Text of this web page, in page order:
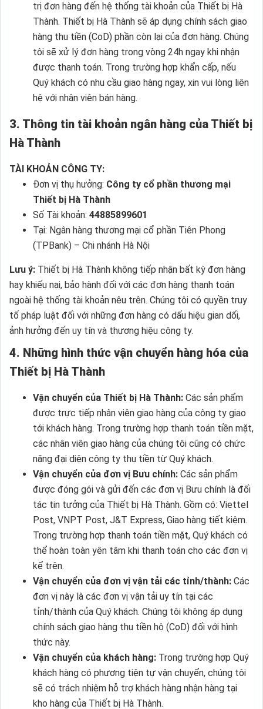
trị đơn hàng đến hệ thống tài khoản của Thiết bị Hà
Thành. Thiết bị Hà Thành sẽ áp dụng chính sách giao
hàng thu tiền (CoD) phần còn lại của đơn hàng. Chúng
tôi sẽ xử lý đơn hàng trong vòng 24h ngay khi nhận
được thanh toán. Trong trường hợp khẩn cấp, nếu
Quý khách có nhu cầu giao hàng ngay, xin vui lòng liên
hệ với nhân viên bán hàng.
3. Thông tin tài khoản ngân hàng của Thiết bị
Hà Thành
TÀI KHOẢN CÔNG TY:
Đơn vị thụ hưởng: Công ty cổ phần thương mại
Thiết bị Hà Thành
Số Tài khoản: 44885899601
Tại: Ngân hàng thương mại cổ phần Tiên Phong
(TPBank) – Chi nhánh Hà Nội
Lưu ý: Thiết bị Hà Thành không tiếp nhận bất kỳ đơn hàng
hay khiếu nại, bảo hành đối với các đơn hàng thanh toán
ngoài hệ thống tài khoản nêu trên. Chúng tôi có quyền truy
tố pháp luật đối với những đơn hàng có dấu hiệu gian dối,
ảnh hưởng đến uy tín và thương hiệu công ty.
4. Những hình thức vận chuyển hàng hóa của
Thiết bị Hà Thành
Vận chuyển của Thiết bị Hà Thành: Các sản phẩm
được trực tiếp nhân viên giao hàng của công ty giao
tới khách hàng. Trong trường hợp thanh toán tiền mặt,
các nhân viên giao hàng của chúng tôi cũng có chức
năng đại diện công ty thu tiền từ Quý khách.
Vận chuyển của đơn vị Bưu chính: Các sản phẩm
được đóng gói và gửi đến các đơn vị Bưu chính là đối
tác tin tưởng của Thiết bị Hà Thành. Gồm có: Viettel
Post, VNPT Post, J&T Express, Giao hàng tiết kiệm.
Trong trường hợp thanh toán tiền mặt, Quý khách có
thể hoàn toàn yên tâm khi thanh toán cho các đơn vị
kể trên.
Vận chuyển của đơn vị vận tải các tỉnh/thành: Các
đơn vị này là các đơn vị vận tải uy tín tại các
tỉnh/thành của Quý khách. Chúng tôi không áp dụng
chính sách giao hàng thu tiền hộ (CoD) đối với hình
thức này.
Vận chuyển của khách hàng: Trong trường hợp Quý
khách hàng có phương tiện tự vận chuyển, chúng tôi
sẽ có trách nhiệm hỗ trợ khách hàng nhận hàng tại
kho hàng của Thiết bị Hà Thành.